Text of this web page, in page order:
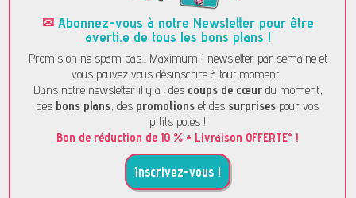
✉ Abonnez-vous à notre Newsletter pour être
averti.e de tous les bons plans !
Promis on ne spam pas... Maximum 1 newsletter par semaine et
vous pouvez vous désinscrire à tout moment...
Dans notre newsletter il y a : des coups de cœurdu moment,
des bons plans, des promotions et dessurprises pour vos
p'tits potes !
Bon de réduction de 10 % + Livraison OFFERTE* !
Inscrivez-vous !